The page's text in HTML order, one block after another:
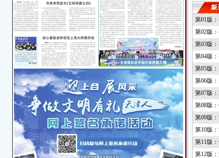
第01版
第02版
第03版
第04版
第05版
第06版
第07版
第08版
第09版
第10版
第11版
第12版